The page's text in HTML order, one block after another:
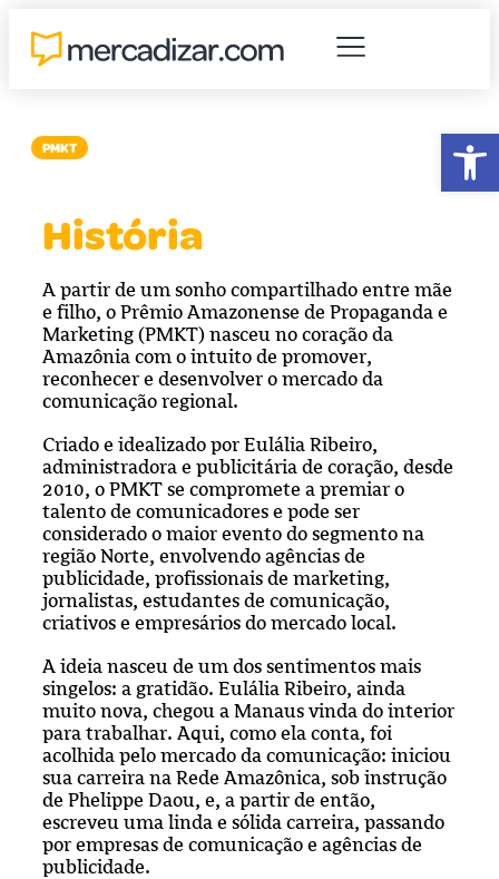
PMKT
História
A partir de um sonho compartilhado entre mãe
e filho, o Prêmio Amazonense de Propaganda e
Marketing (PMKT) nasceu no coração da
Amazônia com o intuito de promover,
reconhecer e desenvolver o mercado da
comunicação regional.
Criado e idealizado por Eulália Ribeiro,
administradora e publicitária de coração, desde
2010, o PMKT se compromete a premiar o
talento de comunicadores e pode ser
considerado o maior evento do segmento na
região Norte, envolvendo agências de
publicidade, profissionais de marketing,
jornalistas, estudantes de comunicação,
criativos e empresários do mercado local.
A ideia nasceu de um dos sentimentos mais
singelos: a gratidão. Eulália Ribeiro, ainda
muito nova, chegou a Manaus vinda do interior
para trabalhar. Aqui, como ela conta, foi
acolhida pelo mercado da comunicação: iniciou
sua carreira na Rede Amazônica, sob instrução
de Phelippe Daou, e, a partir de então,
escreveu uma linda e sólida carreira, passando
por empresas de comunicação e agências de
publicidade.